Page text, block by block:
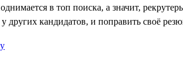
в топ поиска, а значит,
других кандидатов, и поправить своё